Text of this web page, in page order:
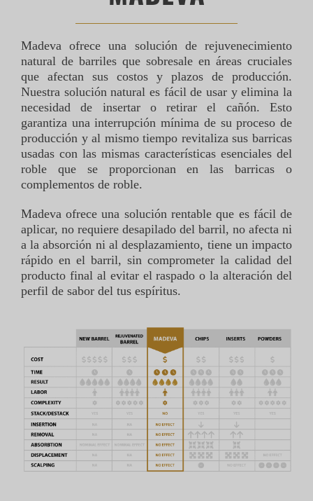
Madeva ofrece una solución de rejuvenecimiento
natural de barriles que sobresale en áreas cruciales
que afectan sus costos y plazos de producción.
Nuestra solución natural es fácil de usar y elimina la
necesidad de insertar o retirar el cañón. Esto
garantiza una interrupción mínima de su proceso de
producción y al mismo tiempo revitaliza sus barricas
usadas con las mismas características esenciales del
roble que se proporcionan en las barricas o
complementos de roble.
Madeva ofrece una solución rentable que es fácil de
aplicar, no requiere desapilado del barril, no afecta ni
a la absorción ni al desplazamiento, tiene un impacto
rápido en el barril, sin comprometer la calidad del
producto final al evitar el raspado o la alteración del
perfil de sabor del tus espíritus.